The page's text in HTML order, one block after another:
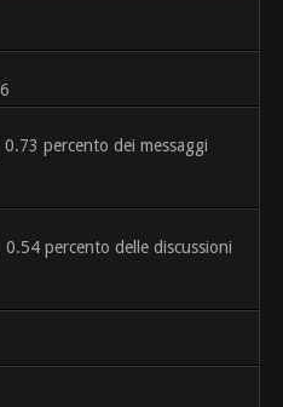
percento dei messaggi
percento delle discussioni